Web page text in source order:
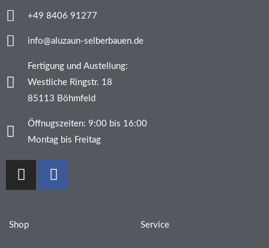
+49 8406 91277
info@aluzaun-selberbauen.de
Fertigung und Austellung:
Westliche Ringstr. 18
85113 Böhmfeld
Öffnugszeiten: 9:00 bis 16:00
Montag bis Freitag
I
n
a
F
a
Shop Service